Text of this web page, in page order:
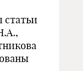
статьи